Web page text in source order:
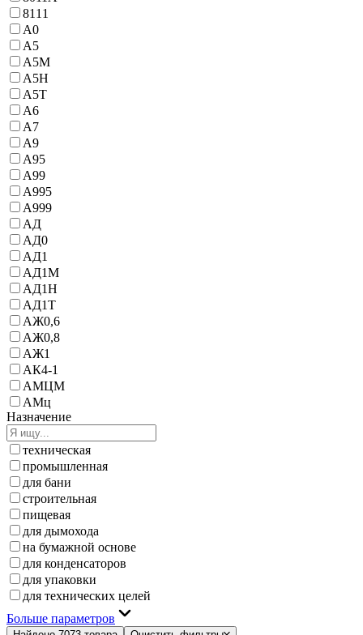
8111
А0
А5
А5М
А5Н
А5Т
А6
А7
А9
А95
А99
А995
А999
АД
АД0
АД1
АД1М
АД1Н
АД1Т
АЖ0,6
АЖ0,8
АЖ1
АК4-1
АМЦМ
АМц
Назначение
техническая
промышленная
для бани
строительная
пищевая
для дымохода
на бумажной основе
для конденсаторов
для упаковки
для технических целей
Больше параметров